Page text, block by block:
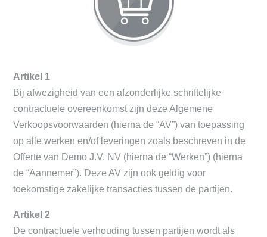
Artikel 1
Bij afwezigheid van een afzonderlijke schriftelijke
contractuele overeenkomst zijn deze Algemene
Verkoopsvoorwaarden (hierna de “AV”) van toepassing
op alle werken en/of leveringen zoals beschreven in de
Offerte van Demo J.V. NV (hierna de “Werken”) (hierna
de “Aannemer”). Deze AV zijn ook geldig voor
toekomstige zakelijke transacties tussen de partijen.
Artikel 2
De contractuele verhouding tussen partijen wordt als